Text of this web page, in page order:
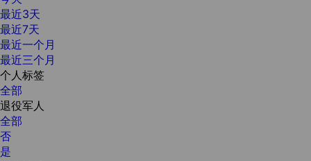
最近3天
最近7天
最近一个月
最近三个月
个人标签
全部
退役军人
全部
否
是